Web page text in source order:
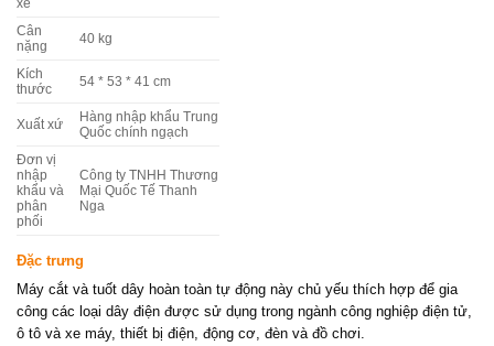
xe
Cân
nặng
40 kg
Kích
thước
54 * 53 * 41 cm
Xuất xứ
Hàng nhập khẩu Trung
Quốc chính ngạch
Đơn vị
nhập
khẩu và
phân
phối
Công ty TNHH Thương
Mại Quốc Tế Thanh
Nga
Đặc trưng
Máy cắt và tuốt dây hoàn toàn tự động này chủ yếu thích hợp để gia
công các loại dây điện được sử dụng trong ngành công nghiệp điện tử,
ô tô và xe máy, thiết bị điện, động cơ, đèn và đồ chơi.